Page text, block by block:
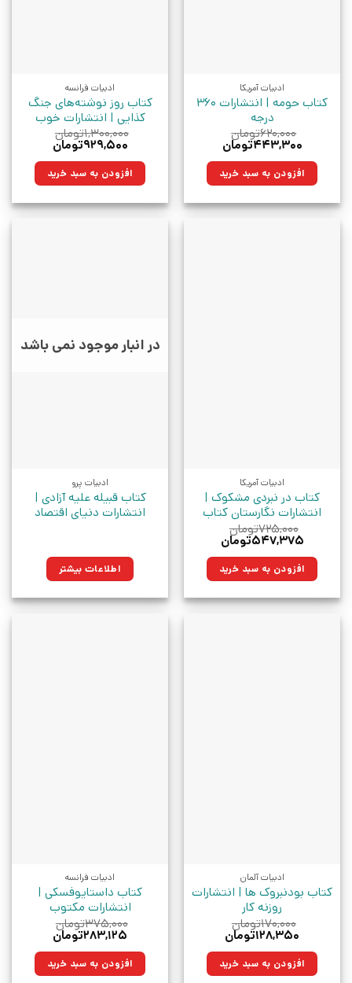
ادبیات آمریکا
کتاب حومه | انتشارات 360
درجه
۶۲۰,۰۰۰تومان
قیمت
۶۲۰,۰۰۰تومان
بود.
۴۴۳,۳۰۰تومان
۴۴۳,۳۰۰تومان.افزودن به سبد خرید
ادبیات فرانسه
کتاب روز نوشته‌های جنگ
کذایی | انتشارات خوب
۱,۳۰۰,۰۰۰تومان
قیمت
۱,۳۰۰,۰۰۰تومان
بود.
۹۲۹,۵۰۰تومان
۹۲۹,۵۰۰تومان.افزودن به سبد خرید
ادبیات آمریکا
کتاب در نبردی مشکوک |
انتشارات نگارستان کتاب
۷۲۵,۰۰۰تومان
قیمت
۷۲۵,۰۰۰تومان
بود.
۵۴۷,۳۷۵تومان
۵۴۷,۳۷۵تومان. افزودن به سبد خرید
در انبار موجود نمی باشد
ادبیات پرو
کتاب قبیله علیه آزادی |
انتشارات دنیای اقتصاد
اطلاعات بیشتر
ادبیات آلمان
کتاب بودنبروک ها | انتشارات
روزنه کار
۱۷۰,۰۰۰تومان
قیمت
۱۷۰,۰۰۰تومان
بود.
۱۲۸,۳۵۰تومان
۱۲۸,۳۵۰تومان.افزودن به سبد خرید
ادبیات فرانسه
کتاب داستایوفسکی |
انتشارات مکتوب
۳۷۵,۰۰۰تومان
قیمت
۳۷۵,۰۰۰تومان
بود.
۲۸۳,۱۲۵تومان
۲۸۳,۱۲۵تومان.افزودن به سبد خرید